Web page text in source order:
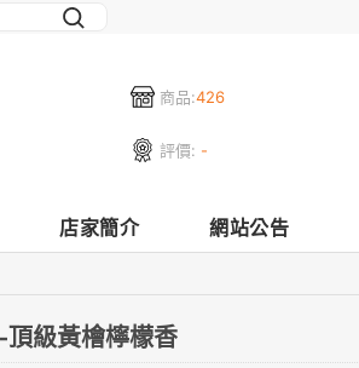
商品:426
評價: -
店家簡介 網站公告
級黃檜檸檬香